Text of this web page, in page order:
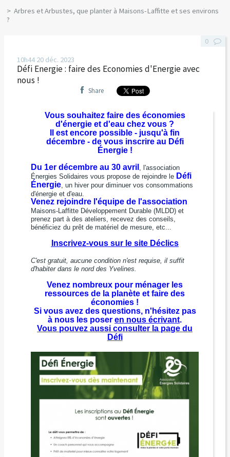
Arbres et Arbustes, que planter à Maisons-Laffitte et ses environs
?
10h44 20 déc. 2023
Défi Energie : faire des Economies d'Energie avec
nous !
Share
Vous souhaitez faire des économies
d'énergie et d'eau chez vous ?
Il est encore possible - jusqu'à fin
décembre - de vous inscrire au Défi
Énergie !
Du 1er décembre au 30 avril
, l'association
Énergies Solidaires vous propose de rejoindre le Défi
Énergie, un hiver pour diminuer vos consommations
d'énergie et d'eau.
Venez rejoindre l'équipe de l'association
Maisons-Laffitte Développement Durable (MLDD) et
prenez part à des ateliers, recevez des conseils,
bénéficiez du prêt de matériel de mesure, etc...
Inscrivez-vous sur le site Déclics
C'est gratuit, aucune condition n'est requise, il suffit
d'habiter dans le nord des Yvelines.
Venez nombreux pour ménager les
ressources de la planète et faire des
économies !
Si vous avez des questions, n'hésitez pas
à nous les poseren nous écrivant.
Vous pouvez aussi consulter la page du
Défi
0